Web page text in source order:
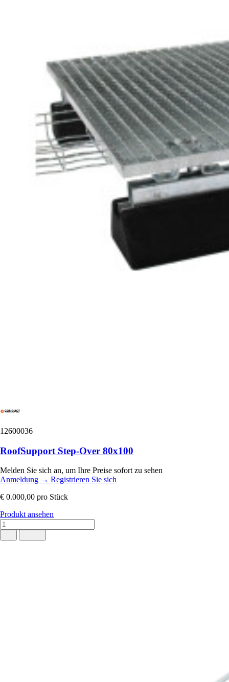
12600036
RoofSupport Step-Over 80x100
Melden Sie sich an, um Ihre Preise sofort zu sehen
Anmeldung → Registrieren Sie sich
€ 0.000,00 pro Stück
Produkt ansehen